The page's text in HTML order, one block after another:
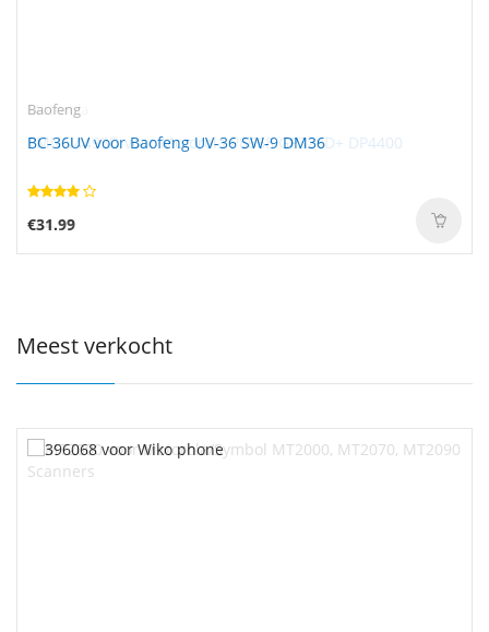
Baofeng
BC-36UV voor Baofeng UV-36 SW-9 DM36
€31.99
Meest verkocht